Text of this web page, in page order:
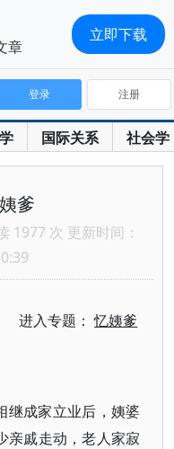
国际关系 社会学
登录 注册
爹
1977 次 更新时间：
进入专题：忆姨爹
继成家立业后，姨婆
亲戚走动，老人家寂
章
立即下载